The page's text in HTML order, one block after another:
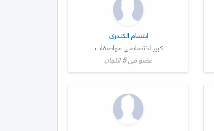
ابتسام الكندري
كبير اختصاصي مواصفات
عضو في5اللجان